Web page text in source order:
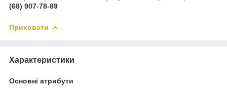
(68) 907-78-89
Приховати
Характеристики
Основні атрибути